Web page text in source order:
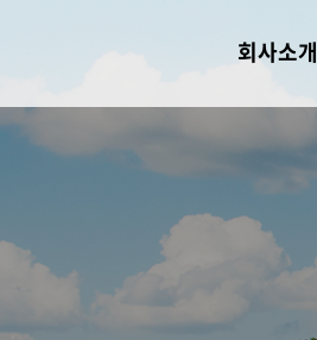
회사소개
회사연혁
오시는길